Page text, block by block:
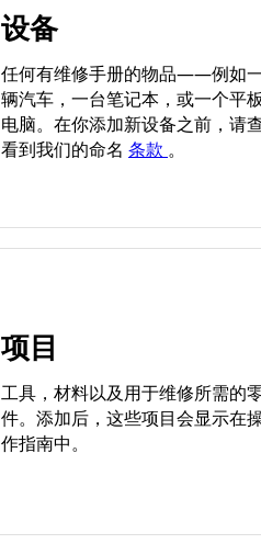
设备
任何有维修手册的物品——例如
辆汽车，一台笔记本，或一个平板
电脑。在你添加新设备之前，请
看到我们的命名 条款 。
项目
工具，材料以及用于维修所需的
件。添加后，这些项目会显示在
作指南中。